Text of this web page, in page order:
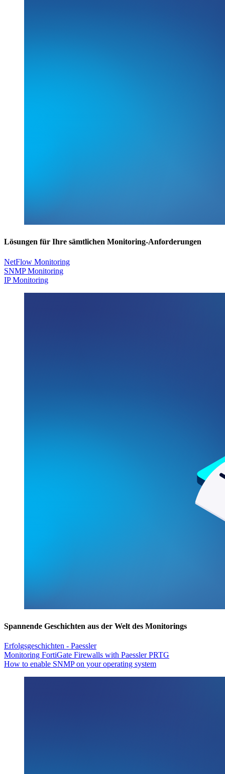
Lösungen für Ihre sämtlichen Monitoring-Anforderungen
NetFlow Monitoring
SNMP Monitoring
IP Monitoring
Spannende Geschichten aus der Welt des Monitorings
Erfolgsgeschichten - Paessler
Monitoring FortiGate Firewalls with Paessler PRTG
How to enable SNMP on your operating system